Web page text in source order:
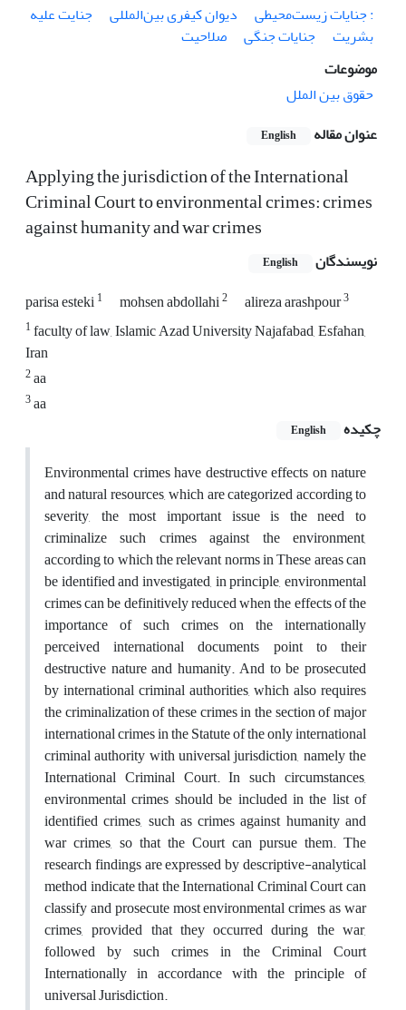
: جنایات زیست‌محیطی
دیوان کیفری بین‌المللی
جنایت علیه
بشریت
جنایات جنگی
صلاحیت
موضوعات
حقوق بین الملل
عنوان مقاله
English
Applying the jurisdiction of the International
Criminal Court to environmental crimes: crimes
against humanity and war crimes
نویسندگان English
parisa esteki1 mohsen abdollahi2 alireza arashpour3
1faculty of law, Islamic Azad University Najafabad, Esfahan,
Iran
2aa
3aa
چکیده
English
Environmental crimes have destructive effects on nature
and natural resources, which are categorized according to
severity, the most important issue is the need to
criminalize such crimes against the environment,
according to which the relevant norms in These areas can
be identified and investigated, in principle, environmental
crimes can be definitively reduced when the effects of the
importance of such crimes on the internationally
perceived international documents point to their
destructive nature and humanity. And to be prosecuted
by international criminal authorities, which also requires
the criminalization of these crimes in the section of major
international crimes in the Statute of the only international
criminal authority with universal jurisdiction, namely the
International Criminal Court. In such circumstances,
environmental crimes should be included in the list of
identified crimes, such as crimes against humanity and
war crimes, so that the Court can pursue them. The
research findings are expressed by descriptive-analytical
method indicate that the International Criminal Court can
classify and prosecute most environmental crimes as war
crimes, provided that they occurred during the war,
followed by such crimes in the Criminal Court
Internationally in accordance with the principle of
universal Jurisdiction.